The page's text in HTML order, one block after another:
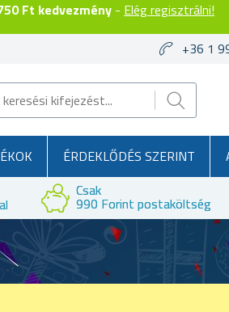
Ft kedvezmény - Elég regisztrálni!
+36 1
ÉRDEKLŐDÉS SZERINT
Csak
990 Forint postaköltség